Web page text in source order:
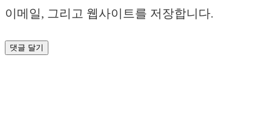
이메일, 그리고 웹사이트를 저장합니다.